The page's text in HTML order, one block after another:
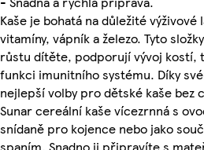
Kaše je bohatá na důležité výživové
vitamíny, vápník a železo. Tyto
růstu dítěte, podporují vývoj kostí,
funkci imunitního systému. Díky
nejlepší volby pro dětské kaše bez
Sunar cereální kaše vícezrnná s
snídaně pro kojence nebo jako
spaním. Snadno ji připravíte s